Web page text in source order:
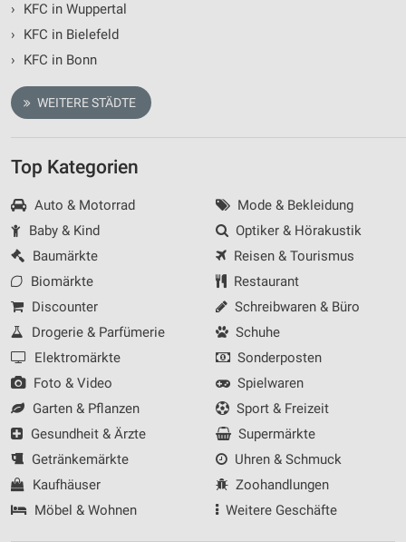
›
KFC in Wuppertal
›
KFC in Bielefeld
›
KFC in Bonn
WEITERE STÄDTE
Top Kategorien
Auto & Motorrad
Baby & Kind
Baumärkte
Biomärkte
Discounter
Drogerie & Parfümerie
Elektromärkte
Foto & Video
Garten & Pflanzen
Gesundheit & Ärzte
Getränkemärkte
Kaufhäuser
Möbel & Wohnen
Mode & Bekleidung
Optiker & Hörakustik
Reisen & Tourismus
Restaurant
Schreibwaren & Büro
Schuhe
Sonderposten
Spielwaren
Sport & Freizeit
Supermärkte
Uhren & Schmuck
Zoohandlungen
Weitere Geschäfte